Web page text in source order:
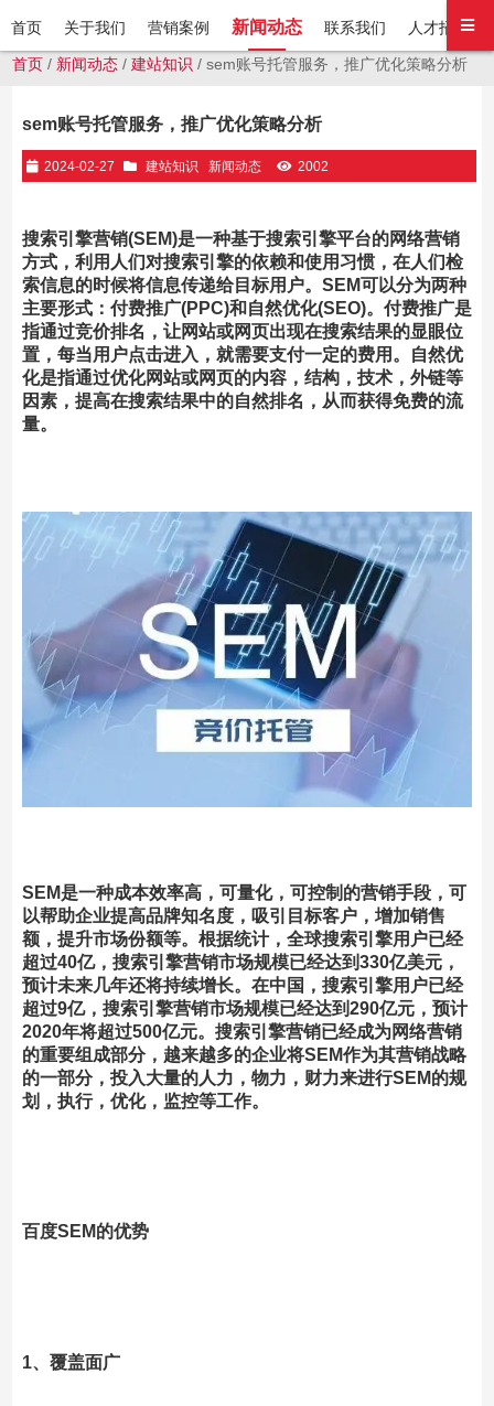
首页 关于我们 营销案例 新闻动态 联系我们 人才招聘
首页 / 新闻动态 /建站知识 / sem账号托管服务，推广优化策略分析
sem账号托管服务，推广优化策略分析
2024-02-27 建站知识 新闻动态 2002
搜索引擎营销(SEM)是一种基于搜索引擎平台的网络营销
方式，利用人们对搜索引擎的依赖和使用习惯，在人们检
索信息的时候将信息传递给目标用户。SEM可以分为两种
主要形式：付费推广(PPC)和自然优化(SEO)。付费推广是
指通过竞价排名，让网站或网页出现在搜索结果的显眼位
置，每当用户点击进入，就需要支付一定的费用。自然优
化是指通过优化网站或网页的内容，结构，技术，外链等
因素，提高在搜索结果中的自然排名，从而获得免费的流
量。
SEM是一种成本效率高，可量化，可控制的营销手段，可
以帮助企业提高品牌知名度，吸引目标客户，增加销售
额，提升市场份额等。根据统计，全球搜索引擎用户已经
超过40亿，搜索引擎营销市场规模已经达到330亿美元，
预计未来几年还将持续增长。在中国，搜索引擎用户已经
超过9亿，搜索引擎营销市场规模已经达到290亿元，预计
2020年将超过500亿元。搜索引擎营销已经成为网络营销
的重要组成部分，越来越多的企业将SEM作为其营销战略
的一部分，投入大量的人力，物力，财力来进行SEM的规
划，执行，优化，监控等工作。
百度SEM的优势
1、覆盖面广